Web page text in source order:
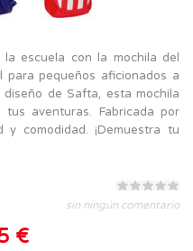
escuela con la mochila del
pequeños aficionados a
de Safta, esta mochila
aventuras. Fabricada por
y comodidad. ¡Demuestra tu
sin ningún comentario
€